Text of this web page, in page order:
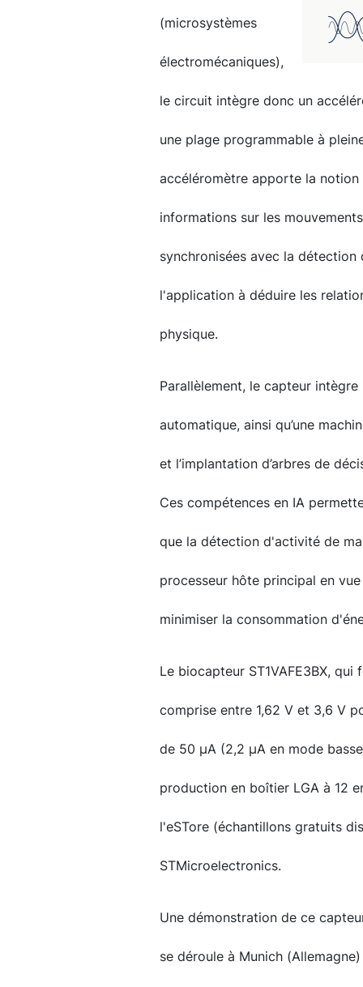
(microsystèmes
électromécaniques),
le circuit intègre donc un
une plage programmable à
accéléromètre apporte la
informations sur les
synchronisées avec la
l'application à déduire les
physique.
Parallèlement, le capteur
automatique, ainsi qu’une
et l’implantation d’arbres de
Ces compétences en IA
que la détection d'activité de
processeur hôte principal en
minimiser la consommation
Le biocapteur ST1VAFE3BX,
comprise entre 1,62 V et 3,6 V
de 50 µA (2,2 µA en mode
production en boîtier LGA à 12
l'eSTore (échantillons gratuits
STMicroelectronics.
Une démonstration de ce
se déroule à Munich